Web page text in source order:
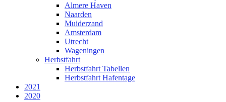
Almere Haven
Naarden
Muiderzand
Amsterdam
Utrecht
Wageningen
Herbstfahrt
Herbstfahrt Tabellen
Herbstfahrt Hafentage
2021
2020